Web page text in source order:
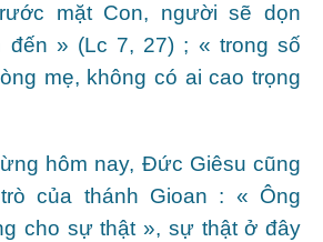
mặt Con, người sẽ dọn
đến » (Lc 7, 27) ; « trong số
mẹ, không có ai cao trọng
hôm nay, Đức Giêsu cũng
của thánh Gioan : « Ông
cho sự thật », sự thật ở đây